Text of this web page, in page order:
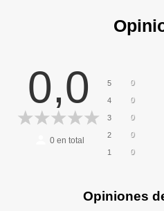
0,0
0en total
5 0
4 0
3 0
2 0
1 0
Opiniones